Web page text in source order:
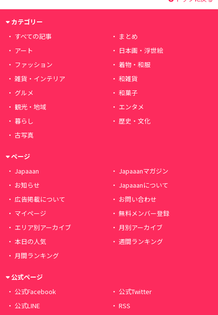
カテゴリー
すべての記事
まとめ
アート
日本画・浮世絵
ファッション
着物・和服
雑貨・インテリア
和雑貨
グルメ
和菓子
観光・地域
エンタメ
暮らし
歴史・文化
古写真
ページ
Japaaan
Japaaanマガジン
お知らせ
Japaaanについて
広告掲載について
お問い合わせ
マイページ
無料メンバー登録
エリア別アーカイブ
月別アーカイブ
本日の人気
週間ランキング
月間ランキング
公式ページ
公式Facebook
公式Twitter
公式LINE
RSS